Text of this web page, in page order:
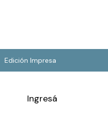
Edición Impresa
Ingresá